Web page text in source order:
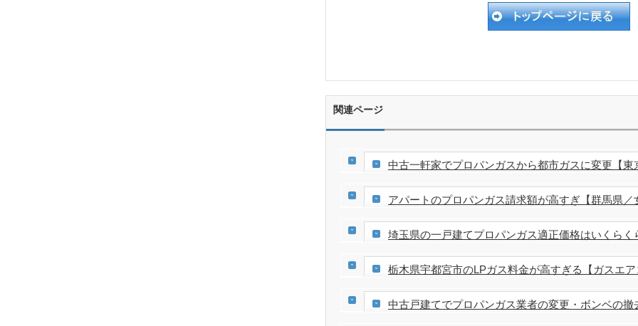
関連ページ
中古一軒家でプロパンガスから都市ガスに変更【東
アパートのプロパンガス請求額が高すぎ【群馬県／
埼玉県の一戸建てプロパンガス適正価格はいくらく
栃木県宇都宮市のLPガス料金が高すぎる【ガスエ
中古戸建てでプロパンガス業者の変更・ボンベの撤